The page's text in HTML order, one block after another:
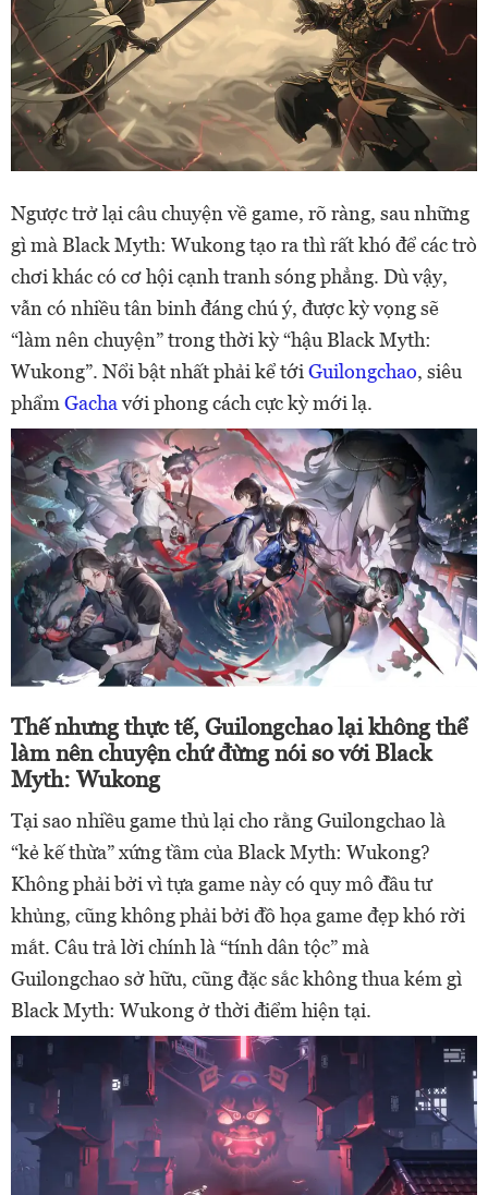
Ngược trở lại câu chuyện về game, rõ ràng, sau những
gì mà Black Myth: Wukong tạo ra thì rất khó để các trò
chơi khác có cơ hội cạnh tranh sóng phẳng. Dù vậy,
vẫn có nhiều tân binh đáng chú ý, được kỳ vọng sẽ
“làm nên chuyện” trong thời kỳ “hậu Black Myth:
Wukong”. Nổi bật nhất phải kể tớiGuilongchao, siêu
phẩmGachavới phong cách cực kỳ mới lạ.
Thế nhưng thực tế, Guilongchao lại không thể
làm nên chuyện chứ đừng nói so với Black
Myth: Wukong
Tại sao nhiều game thủ lại cho rằng Guilongchao là
“kẻ kế thừa” xứng tầm của Black Myth: Wukong?
Không phải bởi vì tựa game này có quy mô đầu tư
khủng, cũng không phải bởi đồ họa game đẹp khó rời
mắt. Câu trả lời chính là “tính dân tộc” mà
Guilongchao sở hữu, cũng đặc sắc không thua kém gì
Black Myth: Wukong ở thời điểm hiện tại.